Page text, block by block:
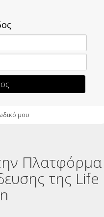
μου
Πλατφόρμα
της Life